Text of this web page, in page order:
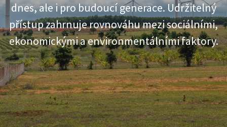
dnes, ale i pro budoucí generace. Udržitelný
přístup zahrnuje rovnováhu mezi sociálními,
ekonomickými a environmentálními faktory.